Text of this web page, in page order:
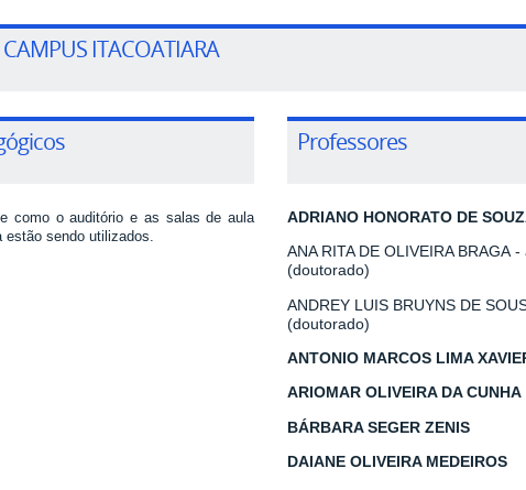
ITACOATIARA
como o auditório e as salas de aula
estão sendo utilizados.
Professores
ADRIANO HONORATO DE
ANA RITA DE OLIVEIRA BRAGA-
(doutorado)
ANDREY LUIS BRUYNS DE
(doutorado)
ANTONIO MARCOS LIMA
ARIOMAR OLIVEIRA DA CUNHA
BÁRBARA SEGER ZENIS
DAIANE OLIVEIRA MEDEIROS